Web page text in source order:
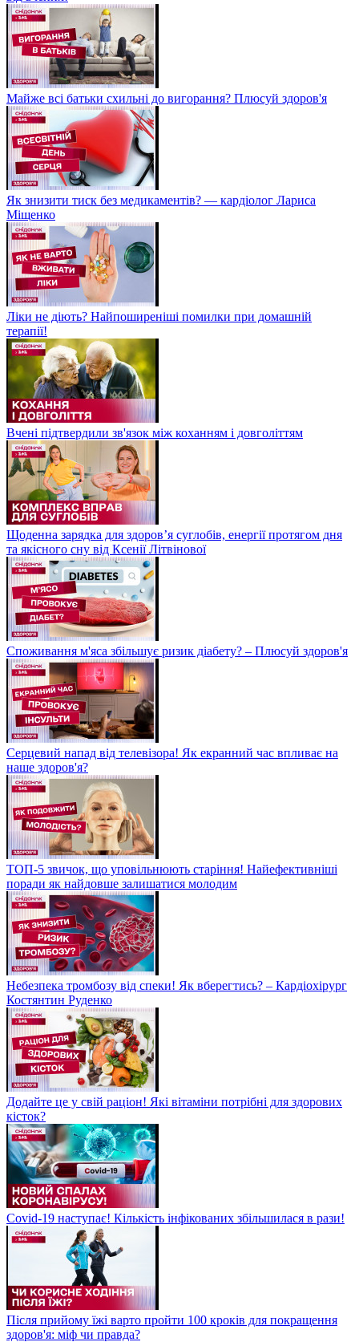
Майже всі батьки схильні до вигорання? Плюсуй здоров'я
Як знизити тиск без медикаментів? — кардіолог Лариса
Міщенко
Ліки не діють? Найпоширеніші помилки при домашній
терапії!
Вчені підтвердили зв'язок між коханням і довголіттям
Щоденна зарядка для здоров’я суглобів, енергії протягом дня
та якісного сну від Ксенії Літвінової
Споживання м'яса збільшує ризик діабету? – Плюсуй здоров'я
Серцевий напад від телевізора! Як екранний час впливає на
наше здоров'я?
ТОП-5 звичок, що уповільнюють старіння! Найефективніші
поради як найдовше залишатися молодим
Небезпека тромбозу від спеки! Як вберегтись? – Кардіохірург
Костянтин Руденко
Додайте це у свій раціон! Які вітаміни потрібні для здорових
кісток?
Covid-19 наступає! Кількість інфікованих збільшилася в рази!
Після прийому їжі варто пройти 100 кроків для покращення
здоров'я: міф чи правда?